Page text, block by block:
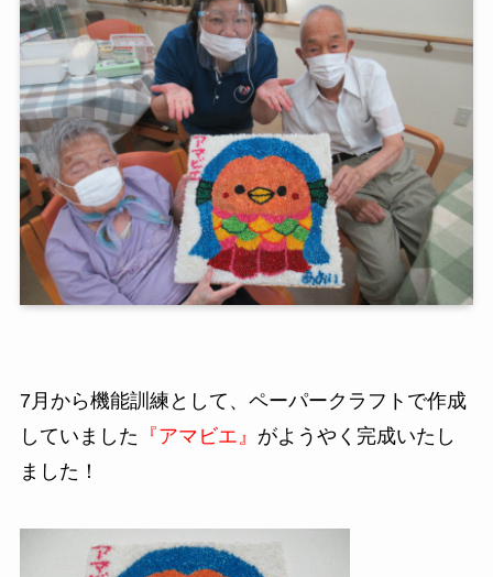
7月から機能訓練として、ペーパークラフトで作成
していました 『アマビエ』 がようやく完成いたし
ました！